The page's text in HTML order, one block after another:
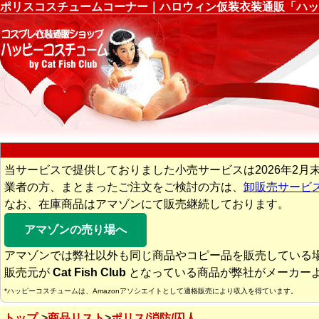
ポリスコスチュームコーナー｜ハロウィン仮装衣装通販「ハ
当サービスで提供しておりました小売サービスは2026年2月
業者の方、まとまったご注文をご検討の方は、 卸販売サービ
なお、在庫商品はアマゾンにて販売継続しております。
アマゾンの売り場へ
アマゾンでは弊社以外も同じ商品やコピー品を販売している
販売元が Cat Fish Club となっている商品が弊社がメーカー
*ハッピーコスチュームは、Amazonアソシエイトとして適格販売により収入を得ています。